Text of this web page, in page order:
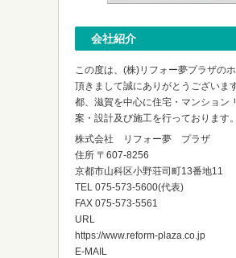
会社紹介
この度は、(株)リフォー夢プラザの
頂きまして誠にありがとうございま
都、滋賀を中心に住宅・マンション
案・設計及び施工を行っております。
株式会社 リフォー夢 プラザ
住所 〒607-8256
京都市山科区小野荘司町13番地11
TEL 075-573-5600(代表)
FAX 075-573-5561
URL
https://www.reform-plaza.co.jp
E-MAIL